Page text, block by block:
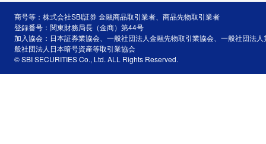
商号等：株式会社SBI証券 金融商品取引業者、商品先物取引業者
登録番号：関東財務局長（金商）第44号
加入協会：日本証券業協会、一般社団法人金融先物取引業協会、一般社団法
般社団法人日本暗号資産等取引業協会
© SBI SECURITIES Co., Ltd. ALL Rights Reserved.